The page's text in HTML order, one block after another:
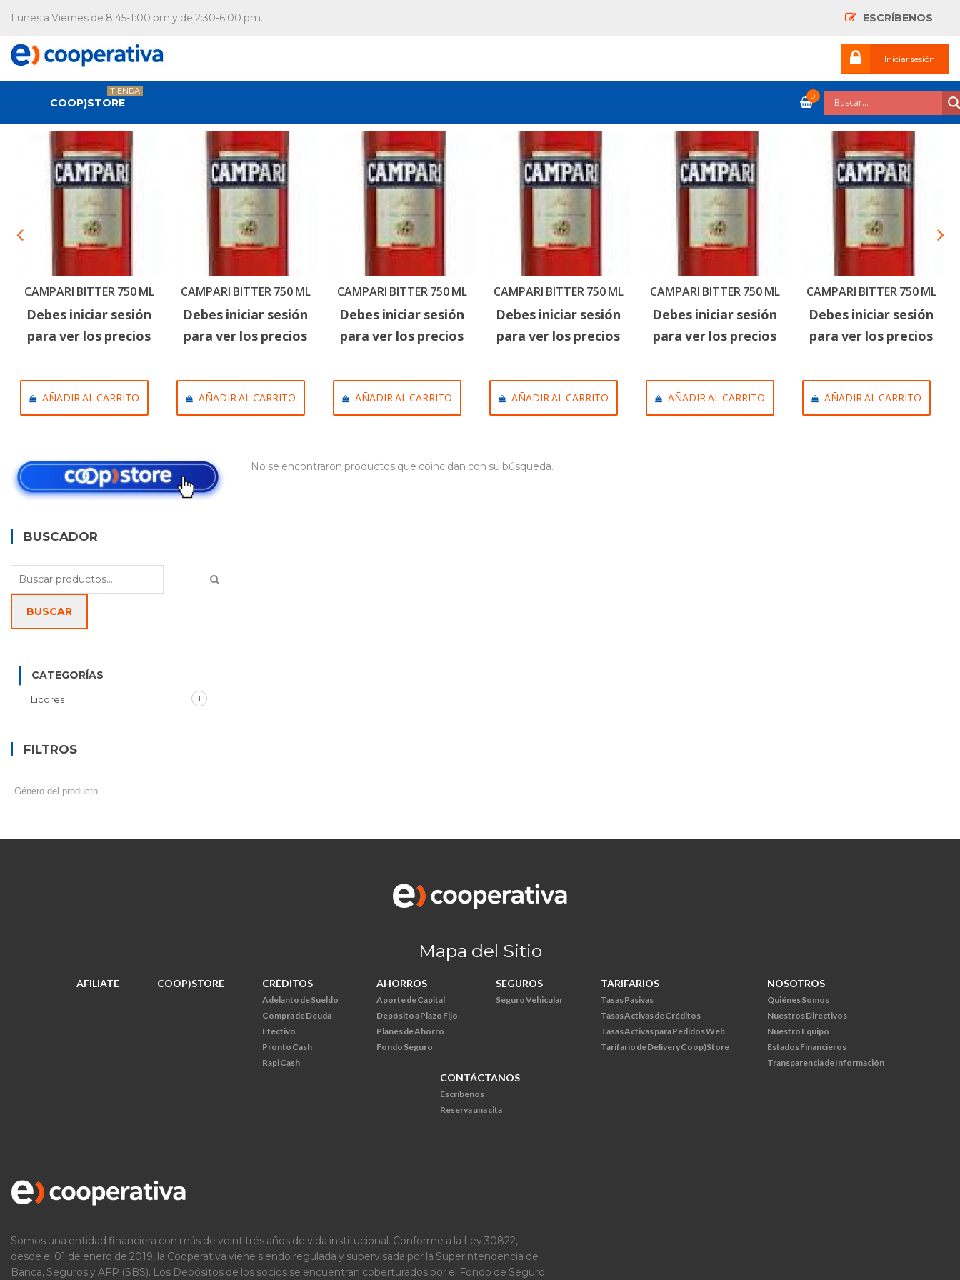
Lunes a Viernes de 8:45-1:00 pm y de 2:30-6:00 pm. ESCRÍBENOS
Iniciar sesión
COOP)STORE
TIENDA
0
CAMPARI BITTER 750 ML
Debes iniciar sesión
para ver los precios
AÑADIR AL CARRITO
CAMPARI BITTER 750 ML
Debes iniciar sesión
para ver los precios
AÑADIR AL CARRITO
CAMPARI BITTER 750 ML
Debes iniciar sesión
para ver los precios
AÑADIR AL CARRITO
CAMPARI BITTER 750 ML
Debes iniciar sesión
para ver los precios
AÑADIR AL CARRITO
CAMPARI BITTER 750 ML
Debes iniciar sesión
para ver los precios
AÑADIR AL CARRITO
CAMPARI BITTER 750 ML
Debes iniciar sesión
para ver los precios
AÑADIR AL CARRITO
No se encontraron productos que coincidan con su búsqueda.
BUSCADOR
Buscar
BUSCAR
CATEGORÍAS
Licores
FILTROS
Mapa del Sitio
AFILIATE COOP)STORE CRÉDITOS
Adelanto de Sueldo
Compra de Deuda
Efectivo
Pronto Cash
Rapi Cash
AHORROS
Aporte de Capital
Depósito a Plazo Fijo
Planes de Ahorro
Fondo Seguro
SEGUROS
Seguro Vehicular
TARIFARIOS
Tasas Pasivas
Tasas Activas de Créditos
Tasas Activas para Pedidos Web
Tarifario de Delivery Coop)Store
NOSOTROS
Quiénes Somos
Nuestros Directivos
Nuestro Equipo
Estados Financieros
Transparencia de Información
CONTÁCTANOS
Escríbenos
Reserva una cita
Somos una entidad financiera con más de veintitrés años de vida institucional. Conforme a la Ley 30822,
desde el 01 de enero de 2019, la Cooperativa viene siendo regulada y supervisada por la Superintendencia de
Banca, Seguros y AFP (SBS). Los Depósitos de los socios se encuentran coberturados por el Fondo de Seguro